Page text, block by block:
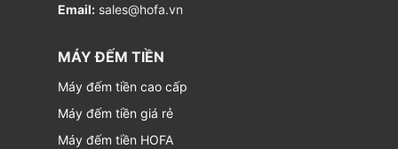
Email: sales@hofa.vn
MÁY ĐẾM TIỀN
Máy đếm tiền cao cấp
Máy đếm tiền giá rẻ
Máy đếm tiền HOFA